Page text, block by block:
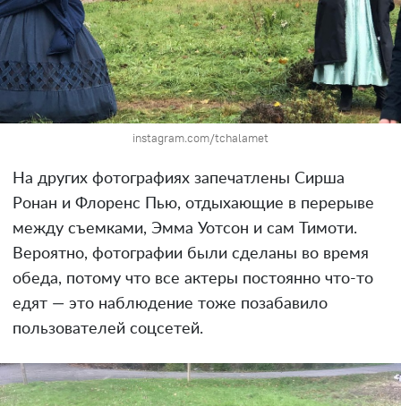
instagram.com/tchalamet
На других фотографиях запечатлены Сирша
Ронан и Флоренс Пью, отдыхающие в перерыве
между съемками, Эмма Уотсон и сам Тимоти.
Вероятно, фотографии были сделаны во время
обеда, потому что все актеры постоянно что-то
едят — это наблюдение тоже позабавило
пользователей соцсетей.